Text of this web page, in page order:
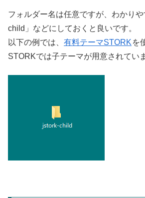
フォルダー名は任意ですが、わかり
child」などにしておくと良いです。
以下の例では、 有料テーマSTORKを
STORKでは子テーマが用意されてい